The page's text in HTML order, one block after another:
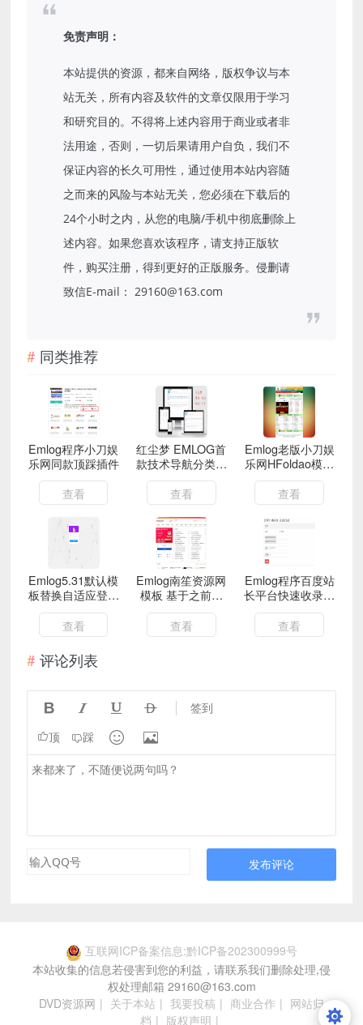
免责声明：
本站提供的资源，都来自网络，版权争议与本
站无关，所有内容及软件的文章仅限用于学习
和研究目的。不得将上述内容用于商业或者非
法用途，否则，一切后果请用户自负，我们不
保证内容的长久可用性，通过使用本站内容随
之而来的风险与本站无关，您必须在下载后的
24个小时之内，从您的电脑/手机中彻底删除上
述内容。如果您喜欢该程序，请支持正版软
件，购买注册，得到更好的正版服务。侵删请
致信E-mail： 29160@163.com
同类推荐
Emlog程序小刀娱
乐网同款顶踩插件
查看
红尘梦 EMLOG首
款技术导航分类网
主题模板
查看
Emlog老版小刀娱
乐网HFoldao模板
重构精仿版
查看
Emlog5.31默认模
板替换自适应登录
后台页面源码
查看
Emlog南笙资源网
模板 基于之前的
资源吧模板修复版
查看
Emlog程序百度站
长平台快速收录提
交插件
查看
评论列表
    签到
顶 踩  
发布评论
互联网ICP备案信息:黔ICP备202300999号
本站收集的信息若侵害到您的利益，请联系我们删除处理,侵
权处理邮箱 29160@163.com
DVD资源网 | 关于本站 | 我要投稿 | 商业合作 | 网站归
档 | 版权声明 |